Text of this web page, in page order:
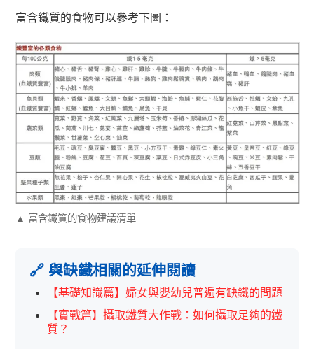
富含鐵質的食物可以參考下圖：
▲ 富含鐵質的食物建議清單
🔗 與缺鐵相關的延伸閱讀
【基礎知識篇】婦女與嬰幼兒普遍有缺鐵的問題
【實戰篇】攝取鐵質大作戰：如何攝取足夠的鐵
質？